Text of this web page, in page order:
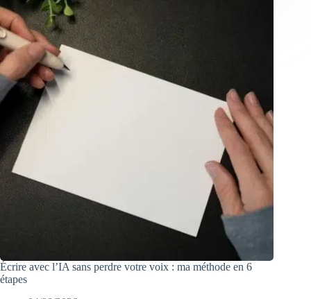
Écrire avec l’IA sans perdre votre voix : ma méthode en 6
étapes